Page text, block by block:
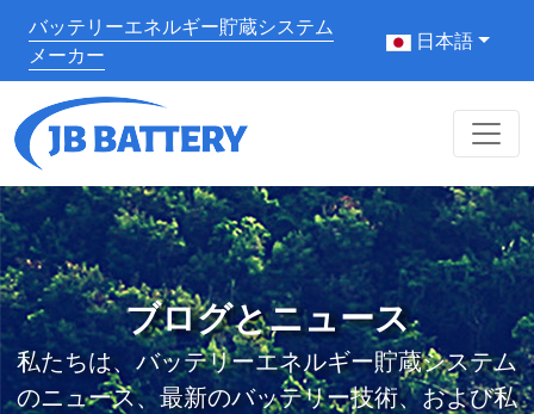
バッテリーエネルギー貯蔵システム
メーカー
日本語
ブログとニュース
私たちは、バッテリーエネルギー貯蔵システム
のニュース、最新のバッテリー技術、および私